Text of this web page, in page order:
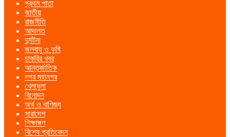
Menu
প্রথম পাতা
জাতীয়
রাজনীতি
আদালত
দুর্ঘটনা
জলবায়ু ও কৃষি
চাকরির খবর
আন্তর্জাতিক
নগর মহানগর
খেলাধুলা
বিনোদন
অর্থ ও বাণিজ্য
সারাদেশ
শিক্ষাঙ্গণ
বিশেষ প্রতিবেদন